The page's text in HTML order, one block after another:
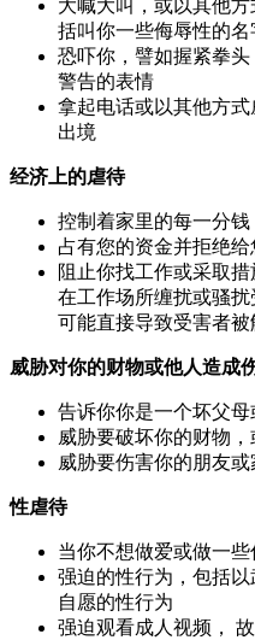
大喊大叫，或以其他
括叫你一些侮辱性的名
恐吓你，譬如握紧拳
警告的表情
拿起电话或以其他方
出境
经济上的虐待
控制着家里的每一分钱
占有您的资金并拒绝
阻止你找工作或采取
在工作场所缠扰或骚
可能直接导致受害者被
威胁对你的财物或他人造成
告诉你你是一个坏父
威胁要破坏你的财物
威胁要伤害你的朋友或
性虐待
当你不想做爱或做一
强迫的性行为，包括
自愿的性行为
强迫观看成人视频，